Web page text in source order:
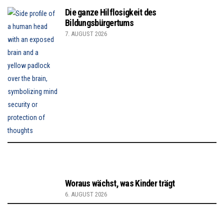
Die ganze Hilflosigkeit des
Bildungsbürgertums
7. AUGUST 2026
Woraus wächst, was Kinder trägt
6. AUGUST 2026